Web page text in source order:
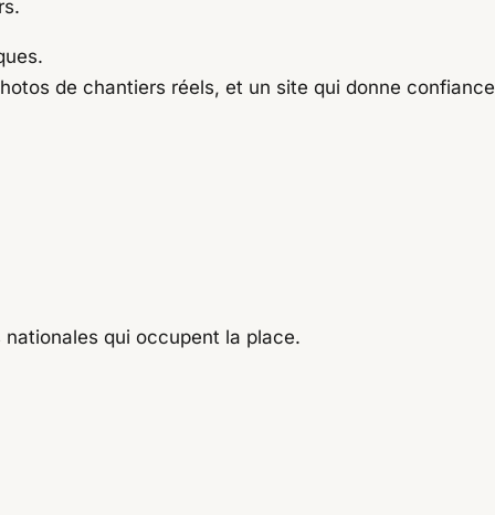
de chantiers réels, et un site qui donne confiance
qui occupent la place.